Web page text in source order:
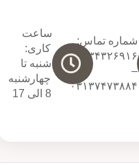
شماره تماس:
۰۹۱۳۴۳۲۶۹۱۶
–
۰۳۱۳۷۴۷۳۸۸۴
ساعت
کاری:
شنبه تا
چهارشنبه
8 الی 17